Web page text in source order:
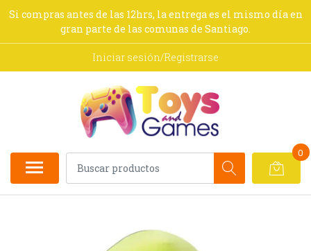
Si compras antes de las 12hrs, la entrega es el mismo día en
gran parte de las comunas de Santiago.
Iniciar sesión/Registrarse
0